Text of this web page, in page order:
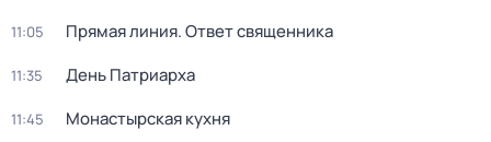
11:05 Прямая линия. Ответ священника
11:35 День Патриарха
11:45 Монастырская кухня